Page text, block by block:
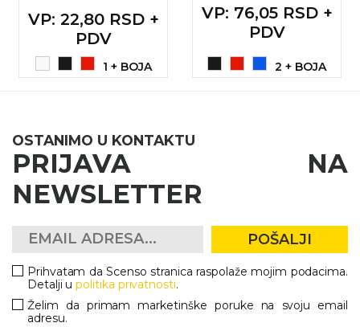
VP: 22,80 RSD +
PDV
1 + BOJA
VP: 76,05 RSD +
PDV
2 + BOJA
OSTANIMO U KONTAKTU
PRIJAVA NA
NEWSLETTER
POŠALJI
Prihvatam da Scenso stranica raspolaže mojim podacima.
Detalji upolitika privatnosti.
Želim da primam marketinške poruke na svoju email
adresu.